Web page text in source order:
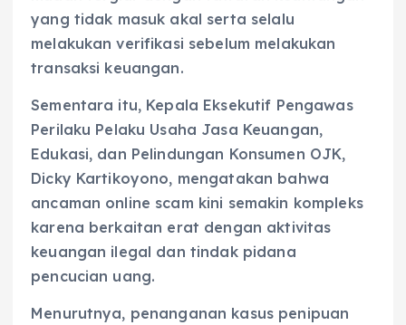
yang tidak masuk akal serta selalu
melakukan verifikasi sebelum melakukan
transaksi keuangan.
Sementara itu, Kepala Eksekutif Pengawas
Perilaku Pelaku Usaha Jasa Keuangan,
Edukasi, dan Pelindungan Konsumen OJK,
Dicky Kartikoyono, mengatakan bahwa
ancaman online scam kini semakin kompleks
karena berkaitan erat dengan aktivitas
keuangan ilegal dan tindak pidana
pencucian uang.
Menurutnya, penanganan kasus penipuan